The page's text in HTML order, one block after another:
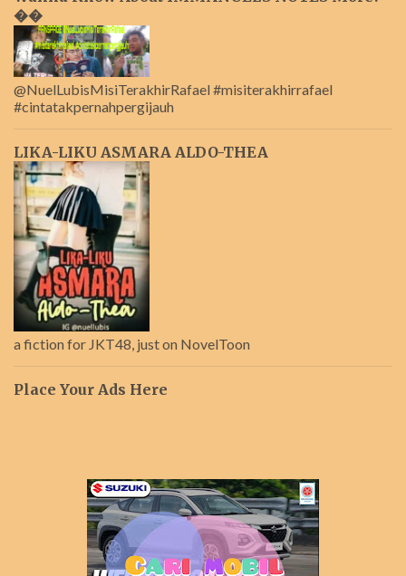
��
@NuelLubisMisiTerakhirRafael #misiterakhirrafael
#cintatakpernahpergijauh
LIKA-LIKU ASMARA ALDO-THEA
a fiction for JKT48, just on NovelToon
Place Your Ads Here